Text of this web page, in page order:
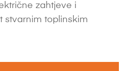
zahtjeve i
stvarnim toplinskim